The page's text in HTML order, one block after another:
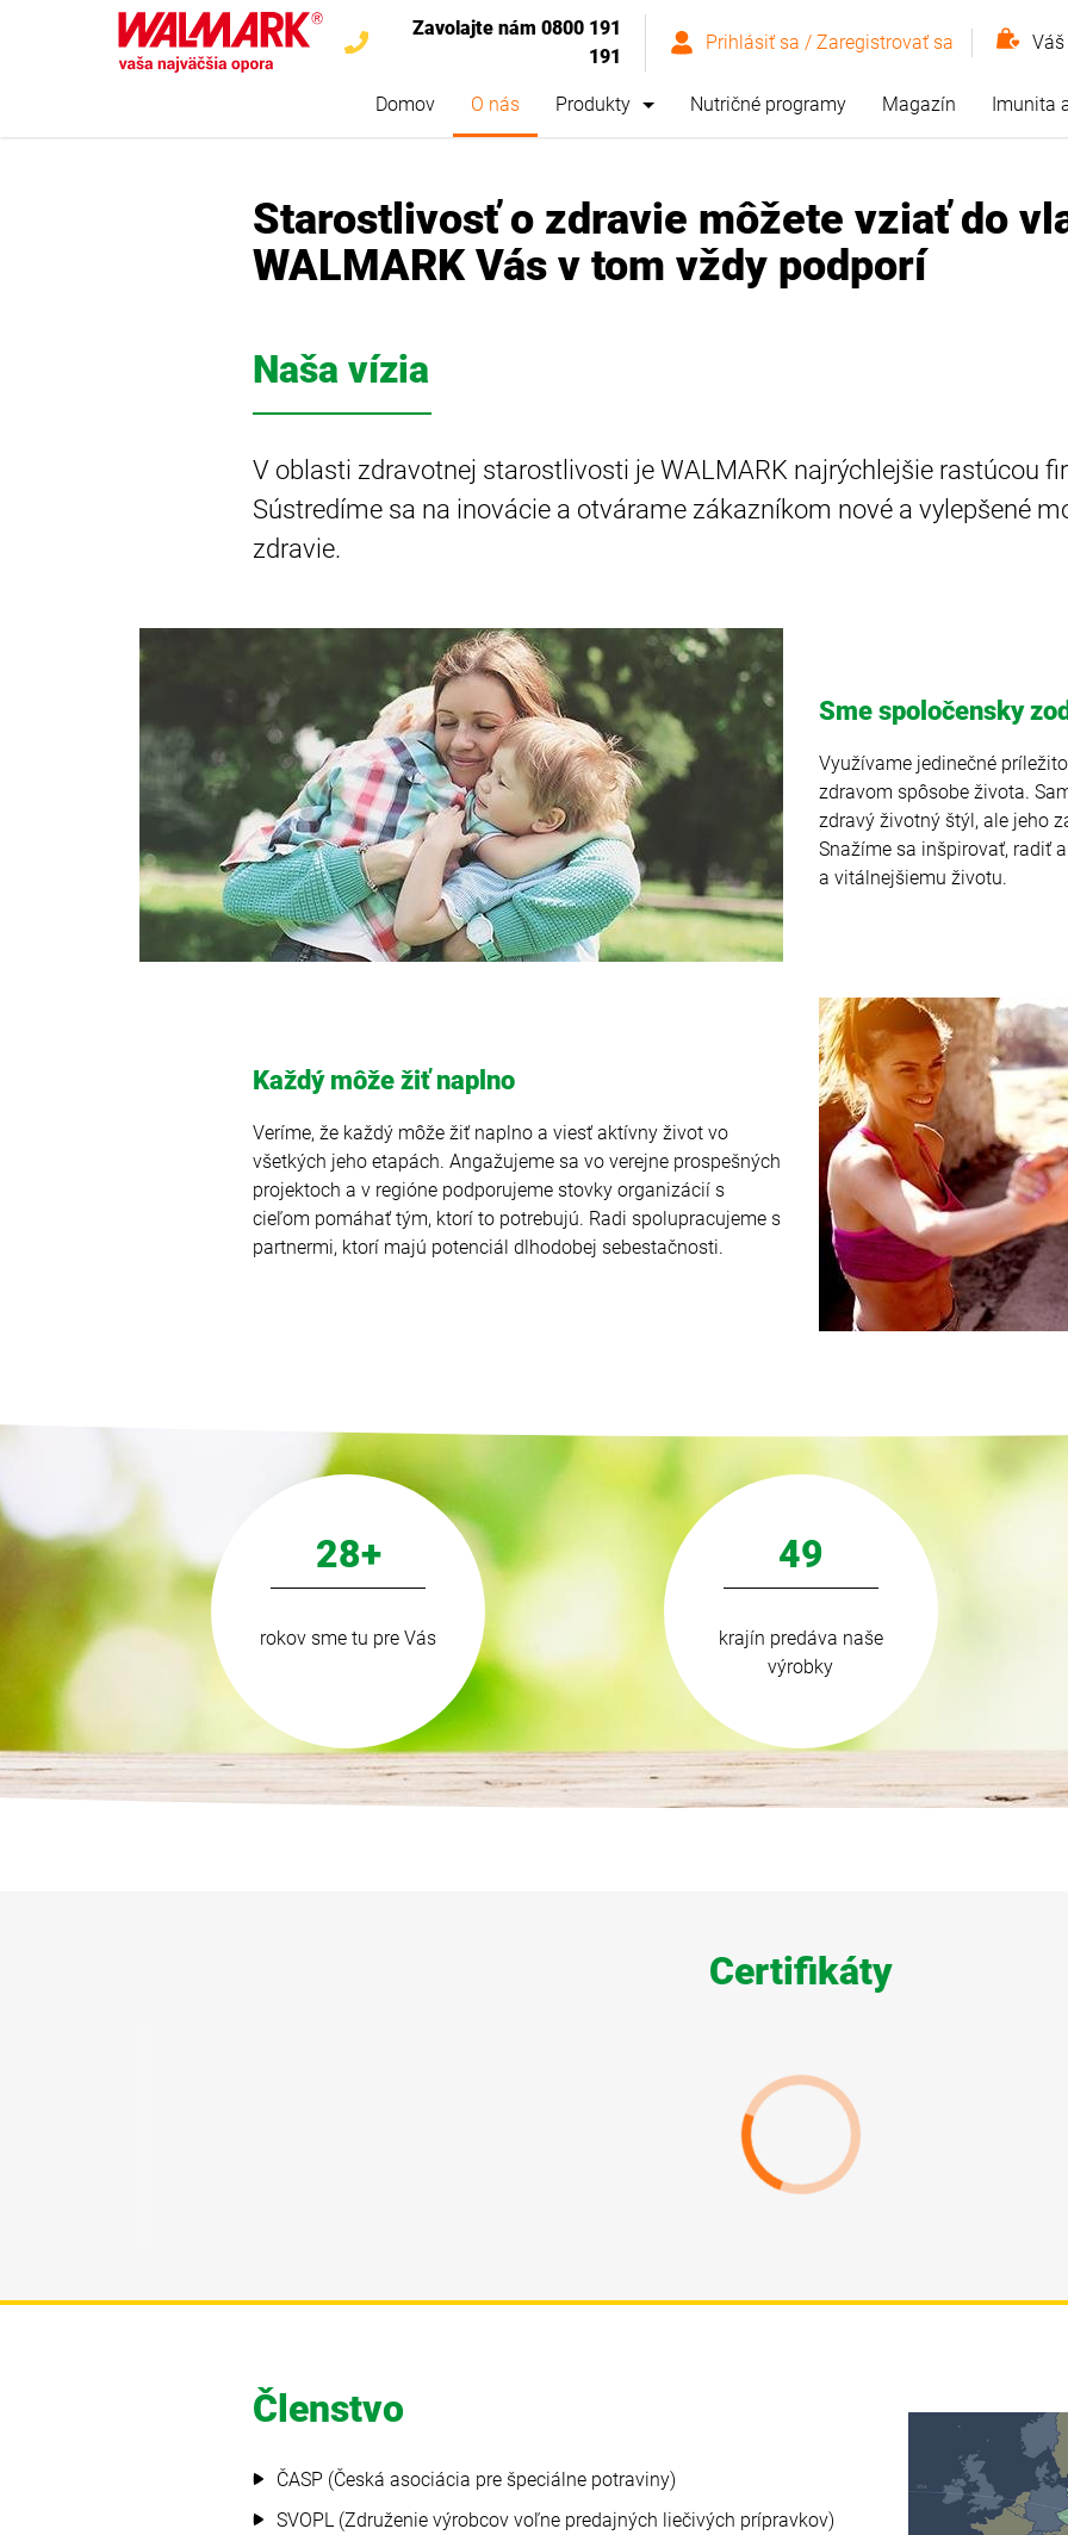
Zavolajte nám 0800 191
191
Prihlásiť sa / Zaregistrovať sa
Domov O nás Produkty Nutričné programy Magazín Imunita
Starostlivosť o zdravie môžete vziať do
WALMARK Vás v tom vždy podporí
Naša vízia
V oblasti zdravotnej starostlivosti je WALMARK najrýchlejšie rastúcou
Sústredíme sa na inovácie a otvárame zákazníkom nové a vylepšené
zdravie.
Sme spoločensky
Využívame jedinečné
zdravom spôsobe života.
zdravý životný štýl, ale jeho
Snažíme sa inšpirovať, radiť
a vitálnejšiemu životu.
Každý môže žiť naplno
Veríme, že každý môže žiť naplno a viesť aktívny život vo
všetkých jeho etapách. Angažujeme sa vo verejne prospešných
projektoch a v regióne podporujeme stovky organizácií s
cieľom pomáhať tým, ktorí to potrebujú. Radi spolupracujeme s
partnermi, ktorí majú potenciál dlhodobej sebestačnosti.
28+
rokov sme tu pre Vás
49
krajín predáva naše
výrobky
Certifikáty
Členstvo
ČASP (Česká asociácia pre špeciálne potraviny)
SVOPL (Združenie výrobcov voľne predajných liečivých prípravkov)